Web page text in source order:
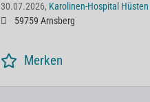
30.07.2026, Karolinen-Hospital Hüsten
59759 Arnsberg
Merken